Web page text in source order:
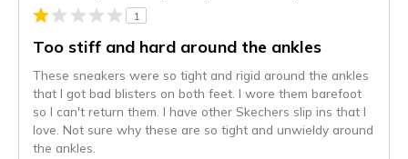
1
Too stiff and hard around the ankles
These sneakers were so tight and rigid around the ankles
that I got bad blisters on both feet. I wore them barefoot
so I can't return them. I have other Skechers slip ins that I
love. Not sure why these are so tight and unwieldy around
the ankles.